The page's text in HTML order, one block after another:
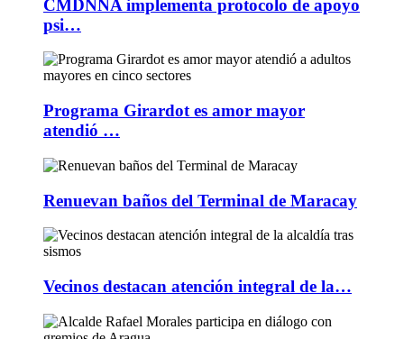
CMDNNA implementa protocolo de apoyo
psi…
Programa Girardot es amor mayor
atendió …
Renuevan baños del Terminal de Maracay
Vecinos destacan atención integral de la…